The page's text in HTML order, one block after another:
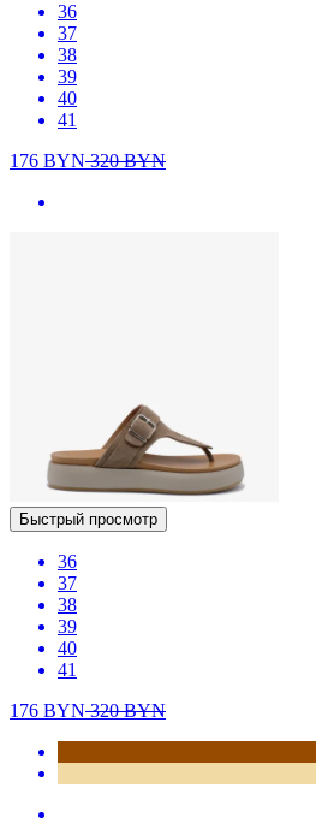
36
37
38
39
40
41
176 BYN320BYN
Быстрый просмотр
36
37
38
39
40
41
176 BYN320BYN